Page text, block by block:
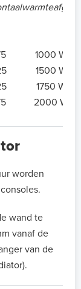
warmteafgifte
1000 W
1500 W
1750 W
2000 W
worden
wand te
vanaf de
van de